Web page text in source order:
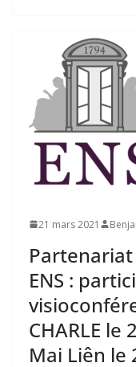
21 mars 2021
Partenariat
ENS :
CHARLE le
Mai Liên le